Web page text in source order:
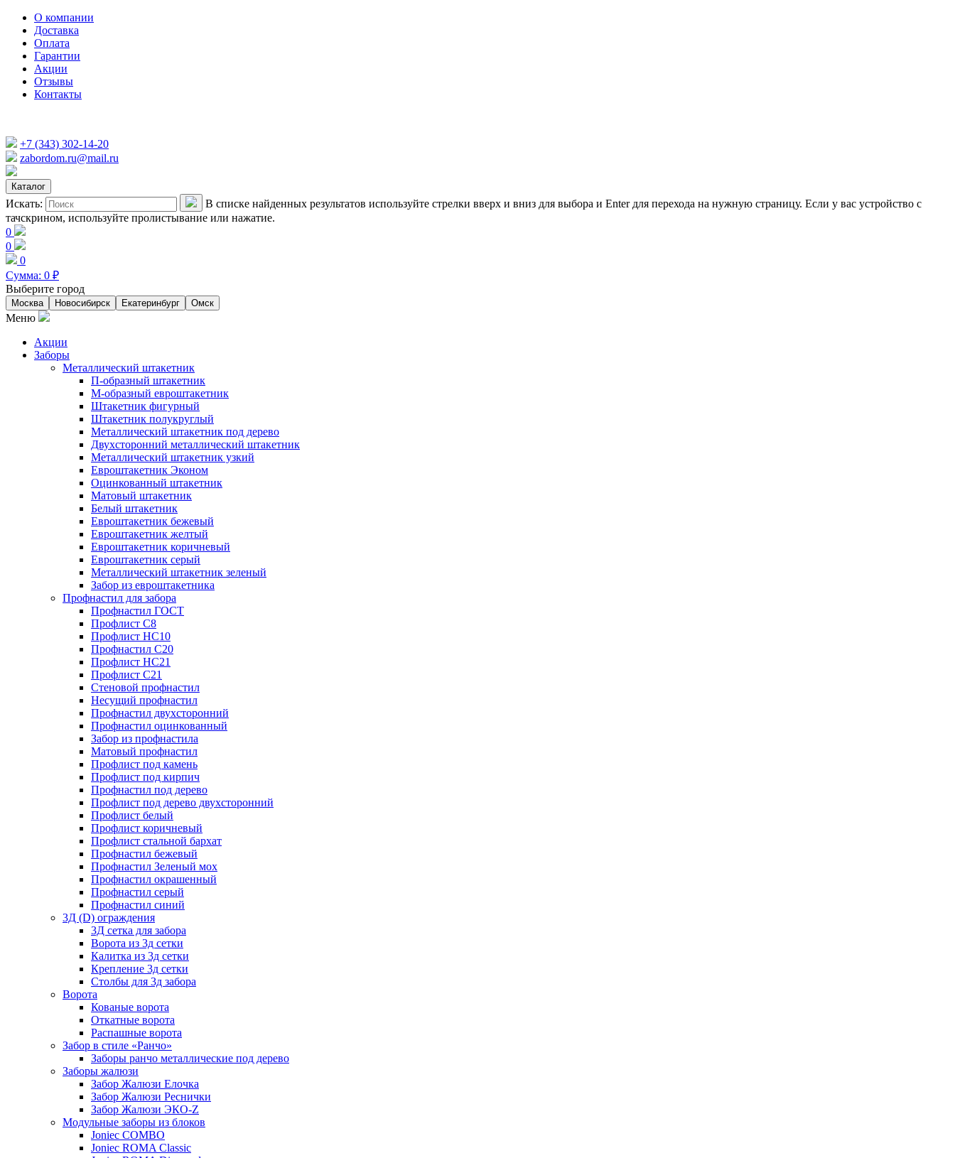
О компании
Доставка
Оплата
Гарантии
Акции
Отзывы
Контакты
+7 (343) 302-14-20
zabordom.ru@mail.ru
Каталог
Искать:
В списке найденных результатов используйте стрелки вверх и вниз для выбора и Enter для перехода на нужную страницу. Если у вас устройство с
тачскрином, используйте пролистывание или нажатие.
0
0
0
Сумма: 0 ₽
Выберите город
Москва Новосибирск Екатеринбург Омск
Меню
Акции
Заборы
Металлический штакетник
П-образный штакетник
М-образный евроштакетник
Штакетник фигурный
Штакетник полукруглый
Металлический штакетник под дерево
Двухсторонний металлический штакетник
Металлический штакетник узкий
Евроштакетник Эконом
Оцинкованный штакетник
Матовый штакетник
Белый штакетник
Евроштакетник бежевый
Евроштакетник желтый
Евроштакетник коричневый
Евроштакетник серый
Металлический штакетник зеленый
Забор из евроштакетника
Профнастил для забора
Профнастил ГОСТ
Профлист С8
Профлист НС10
Профнастил С20
Профлист НС21
Профлист С21
Стеновой профнастил
Несущий профнастил
Профнастил двухсторонний
Профнастил оцинкованный
Забор из профнастила
Матовый профнастил
Профлист под камень
Профлист под кирпич
Профнастил под дерево
Профлист под дерево двухсторонний
Профлист белый
Профлист коричневый
Профлист стальной бархат
Профнастил бежевый
Профнастил Зеленый мох
Профнастил окрашенный
Профнастил серый
Профнастил синий
3Д (D) ограждения
3Д сетка для забора
Ворота из 3д сетки
Калитка из 3д сетки
Крепление 3д сетки
Столбы для 3д забора
Ворота
Кованые ворота
Откатные ворота
Распашные ворота
Забор в стиле «Ранчо»
Заборы ранчо металлические под дерево
Заборы жалюзи
Забор Жалюзи Елочка
Забор Жалюзи Реснички
Забор Жалюзи ЭКО-Z
Модульные заборы из блоков
Joniec COMBO
Joniec ROMA Classic